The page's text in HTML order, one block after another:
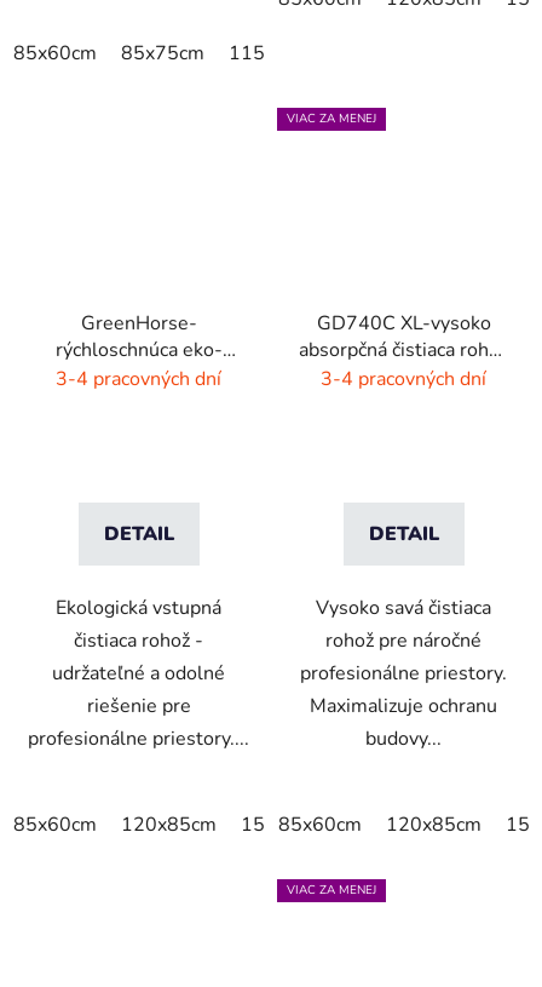
85x60cm 85x75cm 115x85cm
GreenHorse-
rýchloschnúca eko-
rohož - dýmovo čierna
3-4 pracovných dní
DETAIL
Ekologická vstupná
čistiaca rohož -
udržateľné a odolné
riešenie pre
profesionálne priestory....
85x60cm 120x85cm 150x85cm 175x115cm
VIAC ZA MENEJ
GD740C XL-vysoko
absorpčná čistiaca rohož
- 4 farby
3-4 pracovných dní
DETAIL
Vysoko savá čistiaca
rohož pre náročné
profesionálne priestory.
Maximalizuje ochranu
budovy...
85x60cm 120x85cm
VIAC ZA MENEJ